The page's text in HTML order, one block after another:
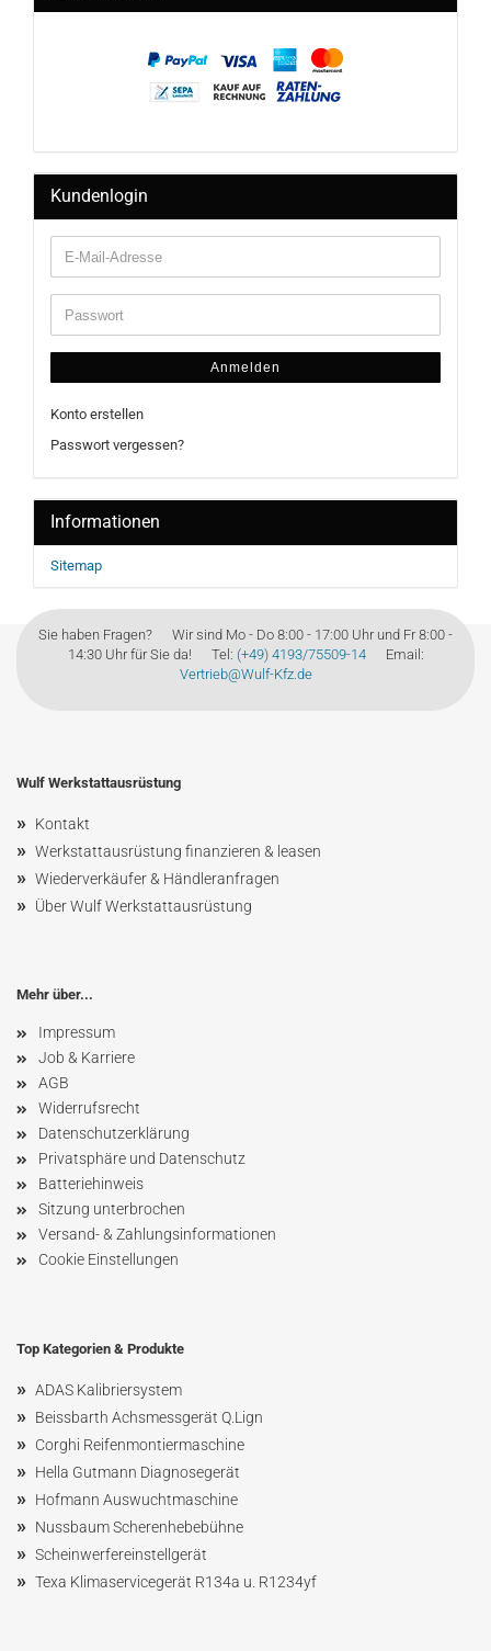
Kundenlogin
Anmelden
Konto erstellen
Passwort vergessen?
Informationen
Sitemap
Sie haben Fragen? Wir sind Mo - Do 8:00 - 17:00 Uhr und Fr 8:00 -
14:30 Uhr für Sie da! Tel: (+49) 4193/75509-14Email:
Vertrieb@Wulf-Kfz.de
Wulf Werkstattausrüstung
» Kontakt
» Werkstattausrüstung finanzieren & leasen
» Wiederverkäufer & Händleranfragen
» Über Wulf Werkstattausrüstung
Mehr über...
Impressum
Job & Karriere
AGB
Widerrufsrecht
Datenschutzerklärung
Privatsphäre und Datenschutz
Batteriehinweis
Sitzung unterbrochen
Versand- & Zahlungsinformationen
Cookie Einstellungen
Top Kategorien & Produkte
» ADAS Kalibriersystem
» Beissbarth Achsmessgerät Q.Lign
» Corghi Reifenmontiermaschine
» Hella Gutmann Diagnosegerät
» Hofmann Auswuchtmaschine
» NussbaumScherenhebebühne
» Scheinwerfereinstellgerät
» Texa Klimaservicegerät R134a u. R1234yf